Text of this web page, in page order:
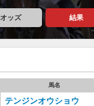
オッズ 結果
馬名
テンジンオウショウ